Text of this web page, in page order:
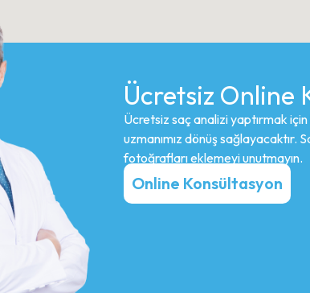
Ücretsiz Online
Ücretsiz saç analizi yaptırmak
uzmanımız dönüş sağlayacaktır.
fotoğrafları eklemeyi unutmayın.
Online Konsültasyon